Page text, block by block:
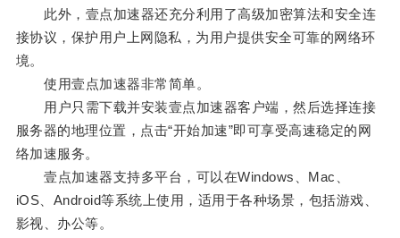
此外，壹点加速器还充分利用了高级加密算法和安全连
接协议，保护用户上网隐私，为用户提供安全可靠的网络环
境。
使用壹点加速器非常简单。
用户只需下载并安装壹点加速器客户端，然后选择连接
服务器的地理位置，点击“开始加速”即可享受高速稳定的网
络加速服务。
壹点加速器支持多平台，可以在Windows、Mac、
iOS、Android等系统上使用，适用于各种场景，包括游戏、
影视、办公等。